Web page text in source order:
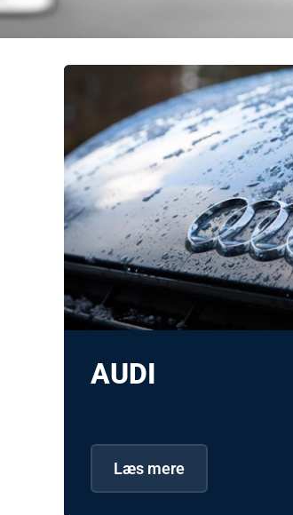
AUDI
Læs mere